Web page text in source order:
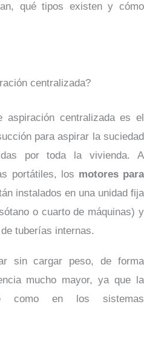
qué tipos existen y cómo
centralizada?
centralizada es el
para aspirar la suciedad
por toda la vivienda. A
portátiles, los motores para
instalados en una unidad fija
o cuarto de máquinas) y
tuberías internas.
sin cargar peso, de forma
mucho mayor, ya que la
como en los sistemas